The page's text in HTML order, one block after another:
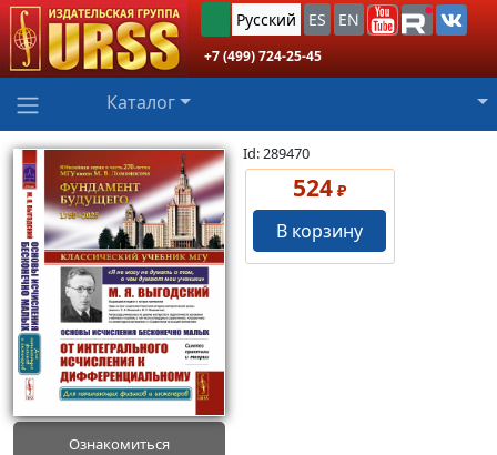
Русский ES EN
+7 (499) 724-25-45
Каталог
Ознакомиться
Id: 289470
524 ₽
В корзину